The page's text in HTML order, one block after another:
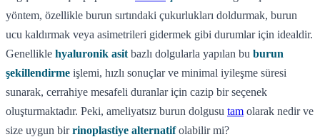
yöntem, özellikle burun sırtındaki çukurlukları doldurmak, burun
ucu kaldırmak veya asimetrileri gidermek gibi durumlar için idealdir.
Genellikle hyaluronik asit bazlı dolgularla yapılan bu burun
şekillendirme işlemi, hızlı sonuçlar ve minimal iyileşme süresi
sunarak, cerrahiye mesafeli duranlar için cazip bir seçenek
oluşturmaktadır. Peki, ameliyatsız burun dolgusu tam olarak nedir ve
size uygun birrinoplastiye alternatifolabilir mi?